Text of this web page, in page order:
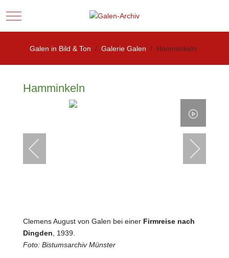
Mobile Menu Toggle
Galen in Bild & Ton Galerie Galen Hamminkeln
Hamminkeln
Clemens August von Galen bei einer Firmreise nach
Dingden, 1939.
Foto: Bistumsarchiv Münster